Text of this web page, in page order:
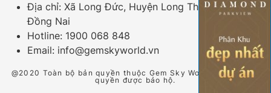
Địa chỉ: Xã Long Đức, Huyện Long Thành, Tỉnh
Đồng Nai
Hotline: 1900 068 848
Email: info@gemskyworld.vn
@2020 Toàn bộ bản quyền thuộc Gem Sky World. Tất cả các
quyền được bảo hộ.